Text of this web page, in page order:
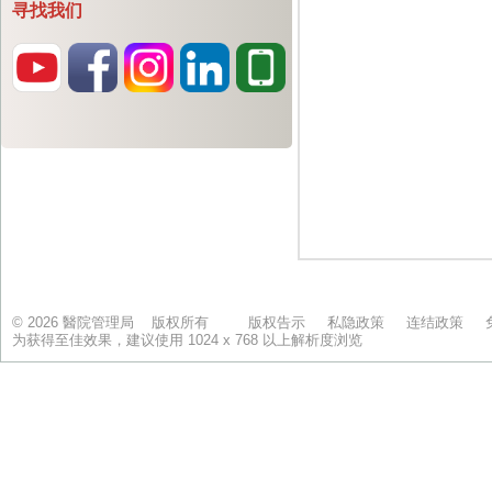
寻找我们
© 2026 醫院管理局 版权所有 版权告示 私隐政策 连结政策
为获得至佳效果，建议使用 1024 x 768 以上解析度浏览